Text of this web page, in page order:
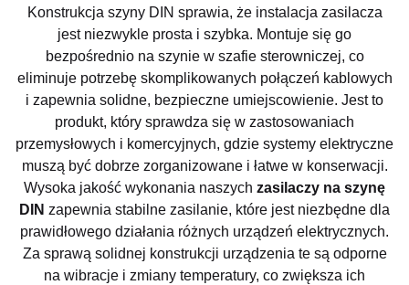
Konstrukcja szyny DIN sprawia, że instalacja zasilacza
jest niezwykle prosta i szybka. Montuje się go
bezpośrednio na szynie w szafie sterowniczej, co
eliminuje potrzebę skomplikowanych połączeń kablowych
i zapewnia solidne, bezpieczne umiejscowienie. Jest to
produkt, który sprawdza się w zastosowaniach
przemysłowych i komercyjnych, gdzie systemy elektryczne
muszą być dobrze zorganizowane i łatwe w konserwacji.
Wysoka jakość wykonania naszych zasilaczy na szynę
DIN zapewnia stabilne zasilanie, które jest niezbędne dla
prawidłowego działania różnych urządzeń elektrycznych.
Za sprawą solidnej konstrukcji urządzenia te są odporne
na wibracje i zmiany temperatury, co zwiększa ich